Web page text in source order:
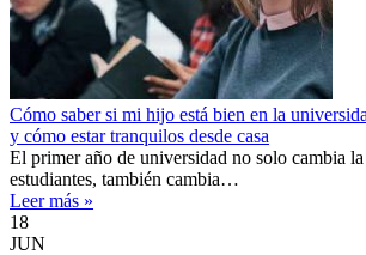
Cómo saber si mi hijo está bien en la
y cómo estar tranquilos desde casa
El primer año de universidad no solo cambia
estudiantes, también cambia…
Leer más »
18
JUN